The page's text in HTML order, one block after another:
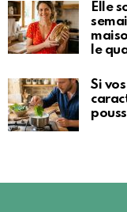
Elle
le
Si